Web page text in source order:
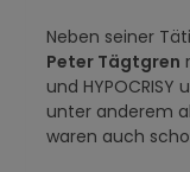
Neben seiner
Peter Tägtgren
und
unter anderem
waren auch